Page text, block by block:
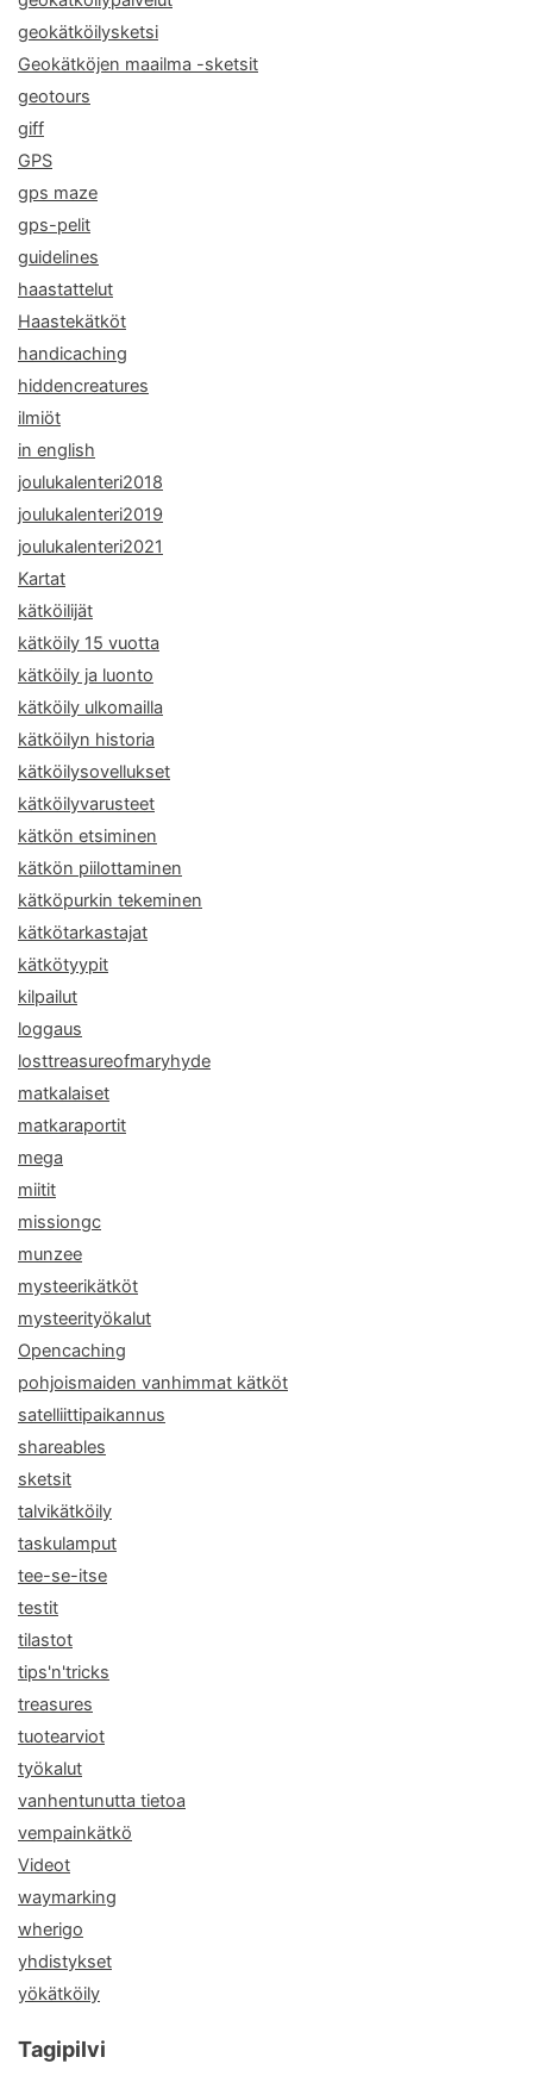
geokätköilysketsi
Geokätköjen maailma -sketsit
geotours
giff
GPS
gps maze
gps-pelit
guidelines
haastattelut
Haastekätköt
handicaching
hiddencreatures
ilmiöt
in english
joulukalenteri2018
joulukalenteri2019
joulukalenteri2021
Kartat
kätköilijät
kätköily 15 vuotta
kätköily ja luonto
kätköily ulkomailla
kätköilyn historia
kätköilysovellukset
kätköilyvarusteet
kätkön etsiminen
kätkön piilottaminen
kätköpurkin tekeminen
kätkötarkastajat
kätkötyypit
kilpailut
loggaus
losttreasureofmaryhyde
matkalaiset
matkaraportit
mega
miitit
missiongc
munzee
mysteerikätköt
mysteerityökalut
Opencaching
pohjoismaiden vanhimmat kätköt
satelliittipaikannus
shareables
sketsit
talvikätköily
taskulamput
tee-se-itse
testit
tilastot
tips'n'tricks
treasures
tuotearviot
työkalut
vanhentunutta tietoa
vempainkätkö
Videot
waymarking
wherigo
yhdistykset
yökätköily
Tagipilvi